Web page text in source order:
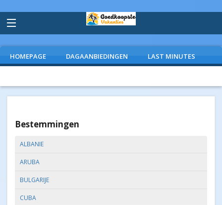
HOMEPAGE DAGAANBIEDINGEN LAST MINUTES
Bestemmingen
ALBANIE
ARUBA
BULGARIJE
CUBA